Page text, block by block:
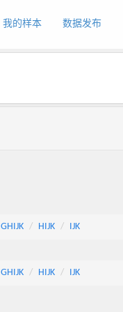
我的样本 数据发布
GHIJK HIJK IJK
GHIJK HIJK IJK